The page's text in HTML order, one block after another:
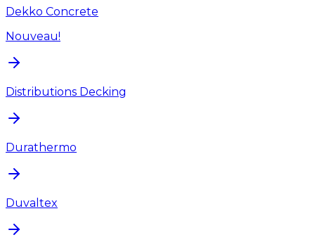
Dekko Concrete
Nouveau!
Distributions Decking
Durathermo
Duvaltex